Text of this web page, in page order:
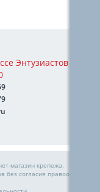
Энтузиастов 76А,
магазин крепежа
согласия